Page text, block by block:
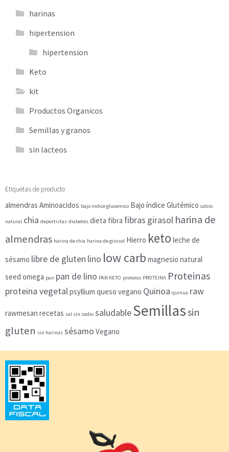
harinas
hipertension
hipertension
Keto
kit
Productos Organicos
Semillas y granos
sin lacteos
Etiquetas de producto
almendras Aminoacidos bajo indice glucemico Bajo índice Glutémico calcio
natural chia deportistas diabetes dieta fibra fibras girasol harina de
almendras harina de chia harina de girasol Hierro keto leche de
sésamo libre de gluten lino low carb magnesio natural
seed omega pan pan de lino PAN KETO proteico PROTEINA Proteinas
proteina vegetalpsyllium queso vegano Quinoa quinua raw
rawmesan recetas sal sin sodio saludableSemillassin
gluten sin harinas sésamo Vegano